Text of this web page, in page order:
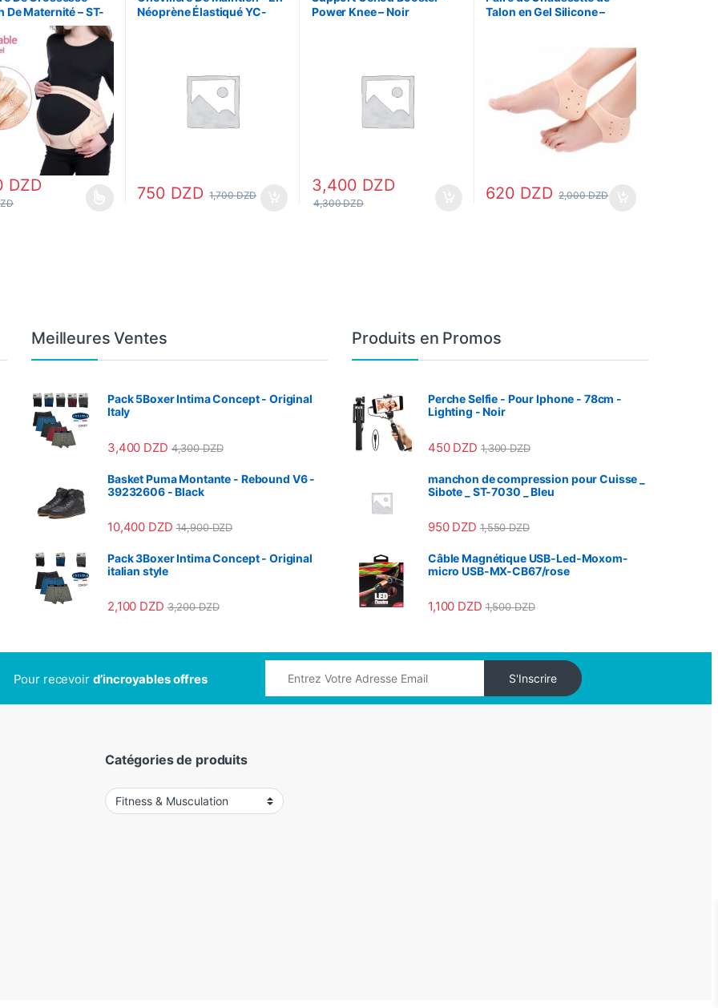
De Maternité – ST-
DZD
a plusieurs variations. Les options peuvent être choisies sur la page du produit
Néoprène Élastiqué YC-
750 DZD 1,700DZD
pieds,Sport & Santé,support
articulation
Power Knee – Noir
3,400 DZD
4,300DZD
Talon en Gel Silicone –
620 DZD 2,000DZD
Meilleures Ventes
Pack 5Boxer Intima Concept - Original
Italy
3,400 DZD 4,300DZD
Basket Puma Montante - Rebound V6 -
39232606 - Black
10,400 DZD 14,900DZD
Pack 3Boxer Intima Concept - Original
italian style
2,100 DZD 3,200DZD
Produits en Promos
Perche Selfie - Pour Iphone - 78cm -
Lighting - Noir
450 DZD 1,300DZD
manchon de compression pour Cuisse _
Sibote _ ST-7030 _ Bleu
950 DZD 1,550DZD
Câble Magnétique USB-Led-Moxom-
micro USB-MX-CB67/rose
1,100 DZD 1,500DZD
Pour recevoir d’incroyables offres S'Inscrire
Catégories de produits